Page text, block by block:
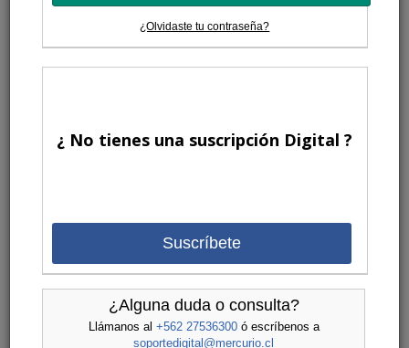
¿Olvidaste tu contraseña?
¿ No tienes una suscripción Digital ?
Suscríbete
¿Alguna duda o consulta?
Llámanos al +562 27536300ó escríbenos a
soportedigital@mercurio.cl